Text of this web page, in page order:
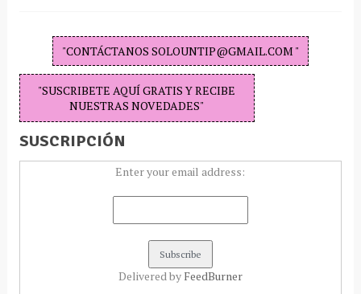
"CONTÁCTANOS SOLOUNTIP@GMAIL.COM "
"SUSCRIBETE AQUÍ GRATIS Y RECIBE
NUESTRAS NOVEDADES"
SUSCRIPCIÓN
Enter your email address:
Delivered by FeedBurner